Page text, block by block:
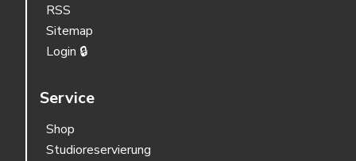
RSS
Sitemap
Login 🔒
Service
Shop
Studioreservierung